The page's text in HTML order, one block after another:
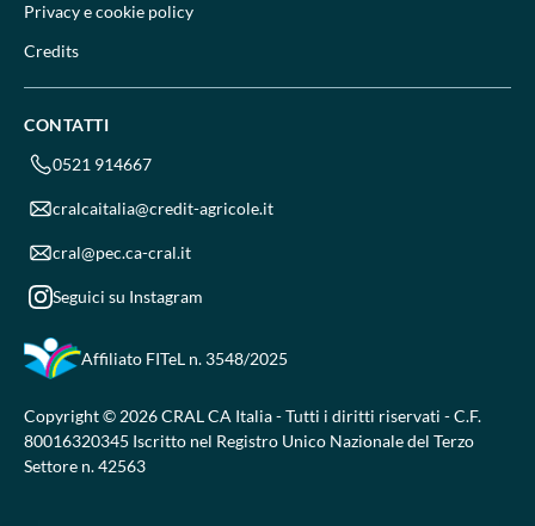
Privacy e cookie policy
Credits
CONTATTI
0521 914667
cralcaitalia@credit-agricole.it
cral@pec.ca-cral.it
Seguici su Instagram
Affiliato FITeL n. 3548/2025
Copyright © 2026 CRAL CA Italia - Tutti i diritti riservati - C.F.
80016320345 Iscritto nel Registro Unico Nazionale del Terzo
Settore n. 42563